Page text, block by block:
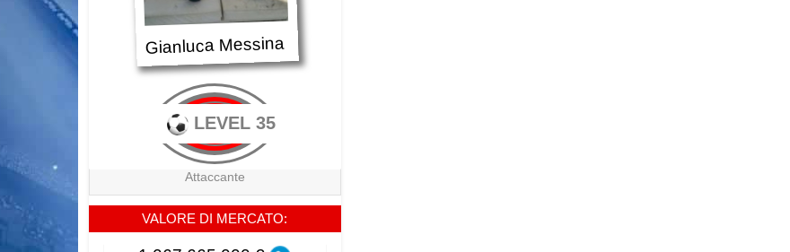
Gianluca Messina
LEVEL 35
Attaccante
VALORE DI MERCATO: